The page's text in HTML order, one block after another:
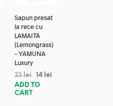
Sapun presat
la rece cu
LAMAITA
(Lemongrass)
– YAMUNA
Luxury
23lei 14 lei
ADD TO
CART